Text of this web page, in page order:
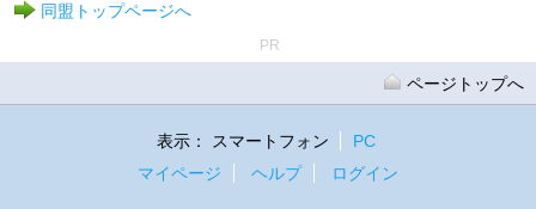
同盟トップページへ
PR
ページトップへ
表示： スマートフォン
PC
マイページ
ヘルプ ログイン